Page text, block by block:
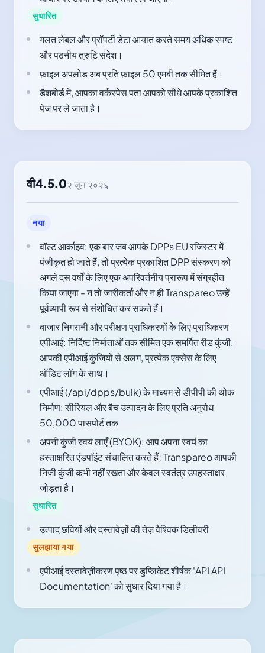
सुधारित
गलत लेबल और प्रॉपर्टी डेटा आयात करते समय अधिक स्पष्ट
और पठनीय त्रुटि संदेश।
फ़ाइल अपलोड अब प्रति फ़ाइल 50 एमबी तक सीमित हैं।
डैशबोर्ड में, आपका वर्कस्पेस पता आपको सीधे आपके प्रकाशित
पेज पर ले जाता है।
वी4.5.0२ जून २०२६
नया
वॉल्ट आर्काइव: एक बार जब आपके DPPs EU रजिस्टर में
पंजीकृत हो जाते हैं, तो प्रत्येक प्रकाशित DPP संस्करण को
अगले दस वर्षों के लिए एक अपरिवर्तनीय प्रारूप में संग्रहीत
किया जाएगा - न तो जारीकर्ता और न ही Transpareo उन्हें
पूर्वव्यापी रूप से संशोधित कर सकते हैं।
बाजार निगरानी और परीक्षण प्राधिकरणों के लिए प्राधिकरण
एपीआई: निर्दिष्ट निर्माताओं तक सीमित एक समर्पित रीड कुंजी,
आपकी एपीआई कुंजियों से अलग, प्रत्येक एक्सेस के लिए
ऑडिट लॉग के साथ।
एपीआई (/api/dpps/bulk) के माध्यम से डीपीपी की थोक
निर्माण: सीरियल और बैच उत्पादन के लिए प्रति अनुरोध
50,000 पासपोर्ट तक
अपनी कुंजी स्वयं लाएँ (BYOK): आप अपना स्वयं का
हस्ताक्षरित एंडपॉइंट संचालित करते हैं; Transpareo आपकी
निजी कुंजी कभी नहीं रखता और केवल स्वतंत्र उपहस्ताक्षर
जोड़ता है।
सुधारित
उत्पाद छवियों और दस्तावेज़ों की तेज़ वैश्विक डिलीवरी
सुलझाया गया
एपीआई दस्तावेज़ीकरण पृष्ठ पर डुप्लिकेट शीर्षक 'API API
Documentation' को सुधार दिया गया है।